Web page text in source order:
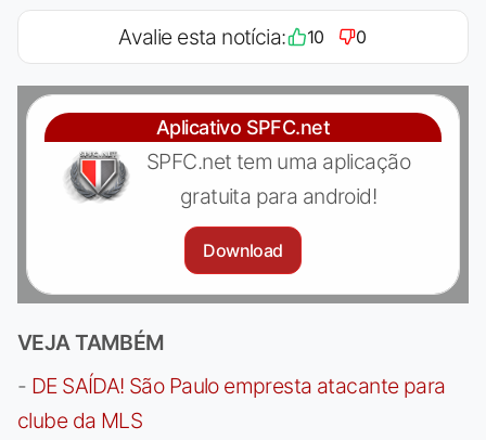
Avalie esta notícia: 10 0
Aplicativo SPFC.net
SPFC.net tem uma aplicação
gratuita para android!
Download
VEJA TAMBÉM
- DE SAÍDA! São Paulo empresta atacante para
clube da MLS